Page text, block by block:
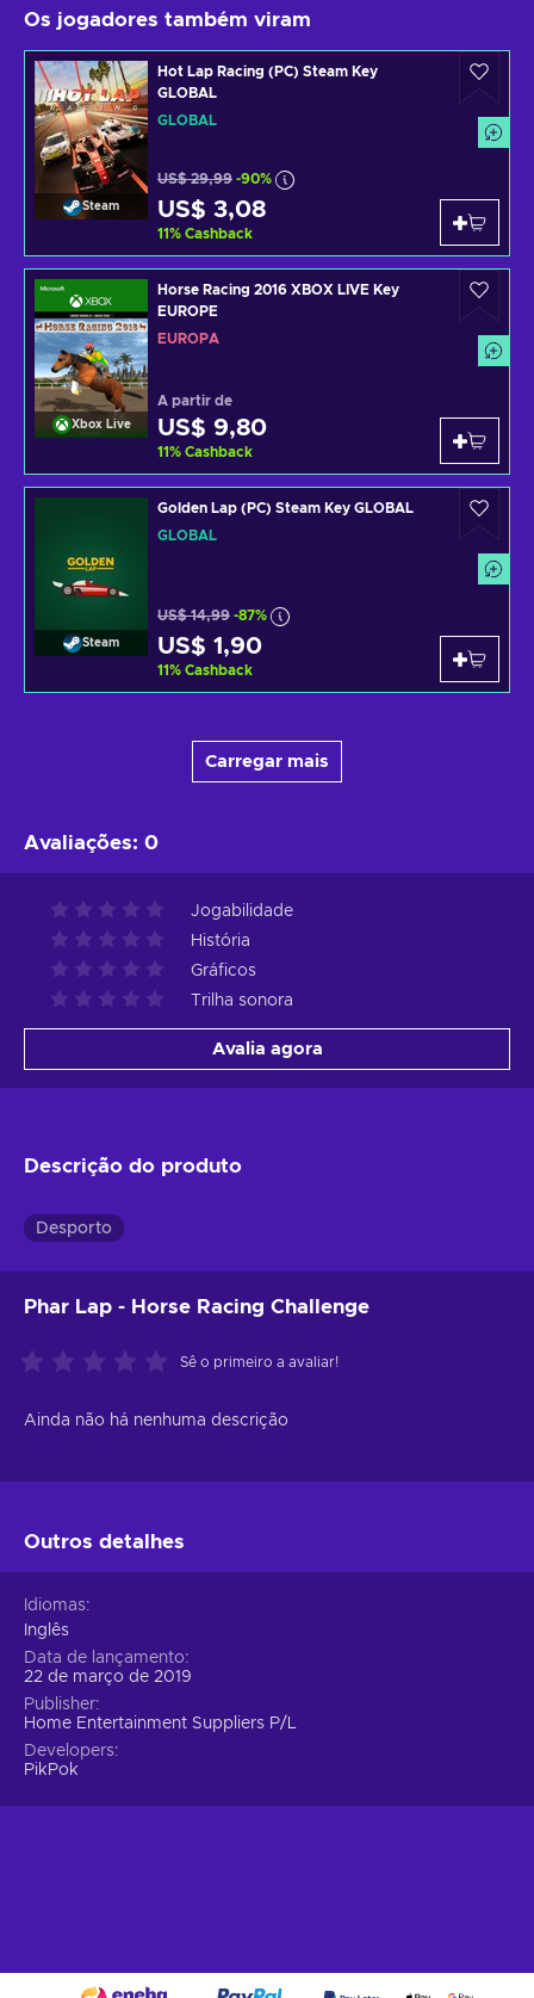
Os jogadores também viram
Steam
Hot Lap Racing (PC) Steam Key
GLOBAL
GLOBAL
US$ 29,99 -90%
US$ 3,08
11% Cashback
Xbox Live
Horse Racing 2016 XBOX LIVE Key
EUROPE
EUROPA
A partir de
US$ 9,80
11% Cashback
Steam
Golden Lap (PC) Steam Key GLOBAL
GLOBAL
US$ 14,99 -87%
US$ 1,90
11% Cashback
Carregar mais
Avaliações: 0
Jogabilidade
História
Gráficos
Trilha sonora
Avalia agora
Descrição do produto
Desporto
Phar Lap - Horse Racing Challenge
Sê o primeiro a avaliar!
Ainda não há nenhuma descrição
Outros detalhes
Idiomas
Inglês
Data de lançamento
22 de março de 2019
Publisher
Home Entertainment Suppliers P/L
Developers
PikPok